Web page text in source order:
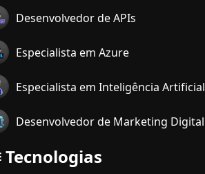
Desenvolvedor de APIs
Especialista em Azure
Especialista em Inteligência Artificial
Desenvolvedor de Marketing Digital
Tecnologias